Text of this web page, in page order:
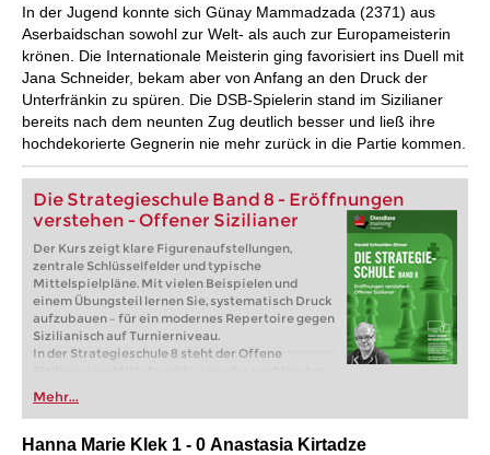
In der Jugend konnte sich Günay Mammadzada (2371) aus
Aserbaidschan sowohl zur Welt- als auch zur Europameisterin
krönen. Die Internationale Meisterin ging favorisiert ins Duell mit
Jana Schneider, bekam aber von Anfang an den Druck der
Unterfränkin zu spüren. Die DSB-Spielerin stand im Sizilianer
bereits nach dem neunten Zug deutlich besser und ließ ihre
hochdekorierte Gegnerin nie mehr zurück in die Partie kommen.
Die Strategieschule Band 8 - Eröffnungen
verstehen - Offener Sizilianer
Der Kurs zeigt klare Figurenaufstellungen,
zentrale Schlüsselfelder und typische
Mittelspielpläne. Mit vielen Beispielen und
einem Übungsteil lernen Sie, systematisch Druck
aufzubauen – für ein modernes Repertoire gegen
Sizilianisch auf Turnierniveau.
In der Strategieschule 8 steht der Offene
Schach. Statt Varianten bis ins letzte Detail
auswendig zu lernen, vermittelt dieser Kurs
einen praxisnahen Zugang: Hauptvarianten
Mehr...
Hanna Marie Klek 1 - 0 Anastasia Kirtadze